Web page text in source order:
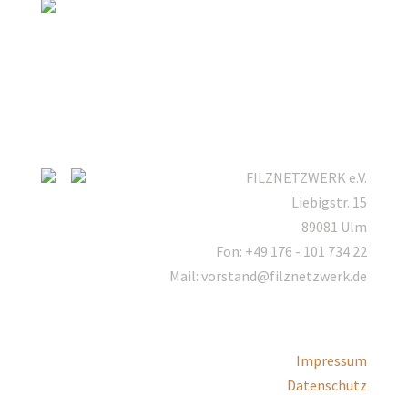
FILZNETZWERK e.V.
Liebigstr. 15
89081 Ulm
Fon: +49 176 - 101 734 22
Mail: vorstand@filznetzwerk.de
Impressum
Datenschutz